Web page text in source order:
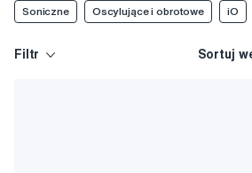
Szczoteczki soniczne miewają podłużne
mają w większości przypadków okrągłą główkę
Soniczne Oscylujące i obrotowe iO
Filtr Sortuj